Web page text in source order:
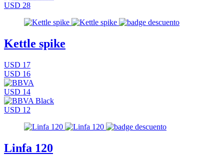
USD 28
Kettle spike
USD 17
USD 16
USD 14
USD 12
Linfa 120